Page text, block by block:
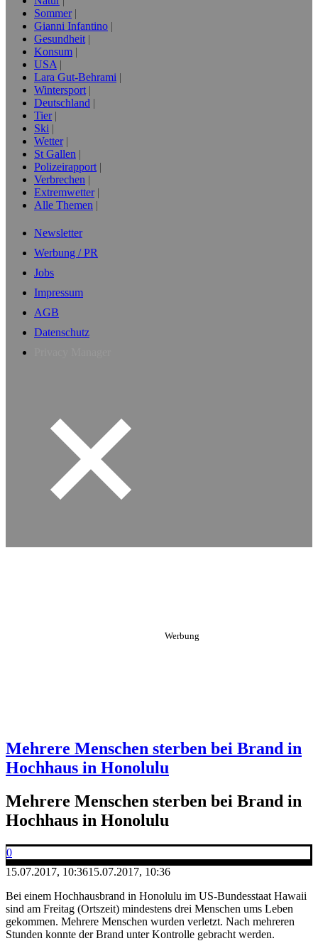
Sommer
Gianni Infantino
Gesundheit
Konsum
USA
Lara Gut-Behrami
Wintersport
Deutschland
Tier
Ski
Wetter
St Gallen
Polizeirapport
Verbrechen
Extremwetter
Alle Themen
Newsletter
Werbung / PR
Jobs
Impressum
AGB
Datenschutz
Mehrere Menschen sterben bei Brand in
Hochhaus in Honolulu
Mehrere Menschen sterben bei Brand in
Hochhaus in Honolulu
0
15.07.2017, 10:3615.07.2017, 10:36
Bei einem Hochhausbrand in Honolulu im US-Bundesstaat Hawaii
sind am Freitag (Ortszeit) mindestens drei Menschen ums Leben
gekommen. Mehrere Menschen wurden verletzt. Nach mehreren
Stunden konnte der Brand unter Kontrolle gebracht werden.